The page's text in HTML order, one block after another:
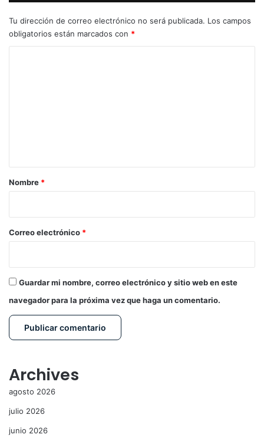
Tu dirección de correo electrónico no será publicada. Los campos
obligatorios están marcados con *
r
*
Nombre *
Correo electrónico *
Guardar mi nombre, correo electrónico y sitio web en este
navegador para la próxima vez que haga un comentario.
Archives
agosto 2026
julio 2026
junio 2026